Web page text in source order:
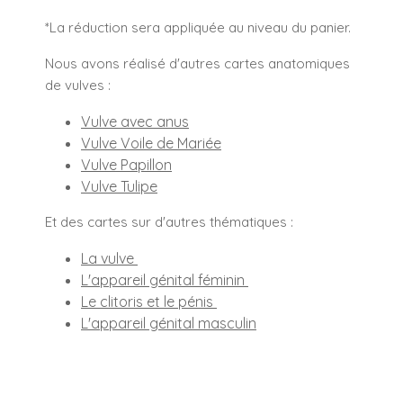
*La réduction sera appliquée au niveau du panier.
Nous avons réalisé d'autres cartes anatomiques
de vulves :
Vulve avec anus
Vulve Voile de Mariée
Vulve Papillon
Vulve Tulipe
Et des cartes sur d'autres thématiques :
La vulve
L'appareil génital féminin
Le clitoris et le pénis
L'appareil génital masculin